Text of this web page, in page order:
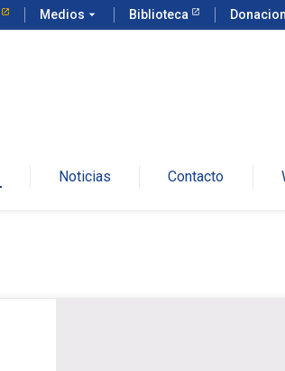
Medios arrow_drop_down Biblioteca
Noticias Contacto